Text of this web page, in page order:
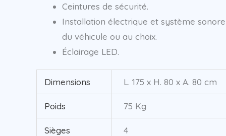
Ceintures de sécurité.
Installation électrique et système
du véhicule ou au choix.
Éclairage LED.
Dimensions L. 175 x H. 80 x A. 80 cm
Poids 75 Kg
Sièges 4